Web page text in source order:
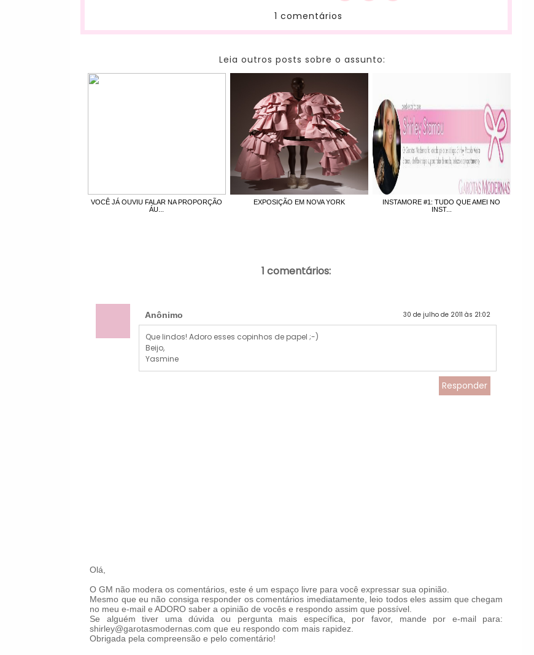
1 comentários
Leia outros posts sobre o assunto:
VOCÊ JÁ OUVIU FALAR NA PROPORÇÃO
ÁU...
EXPOSIÇÃO EM NOVA YORK
INSTAMORE #1: TUDO QUE AMEI NO
INST...
1 comentários:
Anônimo 30 de julho de 2011 às 21:02
Que lindos! Adoro esses copinhos de papel ;-)
Beijo,
Yasmine
Responder
Olá,
O GM não modera os comentários, este é um espaço livre para você expressar sua opinião.
Mesmo que eu não consiga responder os comentários imediatamente, leio todos eles assim que chegam
no meu e-mail e ADORO saber a opinião de vocês e respondo assim que possível.
Se alguém tiver uma dúvida ou pergunta mais específica, por favor, mande por e-mail para:
shirley@garotasmodernas.com que eu respondo com mais rapidez.
Obrigada pela compreensão e pelo comentário!